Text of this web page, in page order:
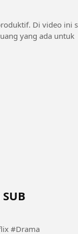
ini saya
yang ada untuk
#Netflix #Drama